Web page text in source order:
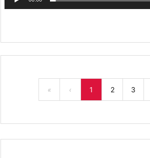
« ‹ 1 2 3